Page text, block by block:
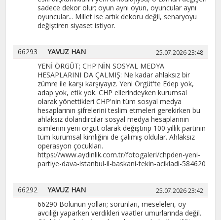
sadece dekor olur; oyun aynı oyun, oyuncular aynı
oyuncular... Millet ise artık dekoru değil, senaryoyu
değiştiren siyaset istiyor.
66293 YAVUZ HAN 25.07.2026 23:48
YENİ ÖRGÜT; CHP'NİN SOSYAL MEDYA
HESAPLARINI DA ÇALMIŞ: Ne kadar ahlaksız bir
zümre ile karşı karşıyayız. Yeni Örgüt'te Edep yok,
adap yok, etik yok. CHP ellerindeyken kurumsal
olarak yönettikleri CHP'nin tüm sosyal medya
hesaplarının şifrelerini teslim etmeleri gerekirken bu
ahlaksız dolandırcılar sosyal medya hesaplarının
isimlerini yeni örgüt olarak değiştirip 100 yıllık partinin
tüm kurumsal kimliğini de çalımış oldular. Ahlaksız
operasyon çocukları.
https://www.aydinlik.com.tr/fotogaleri/chpden-yeni-
partiye-dava-istanbul-il-baskani-tekin-acikladi-584620
66292 YAVUZ HAN 25.07.2026 23:42
66290 Bolunun yolları; sorunları, meseleleri, oy
avcılığı yaparken verdikleri vaatler umurlarında değil.